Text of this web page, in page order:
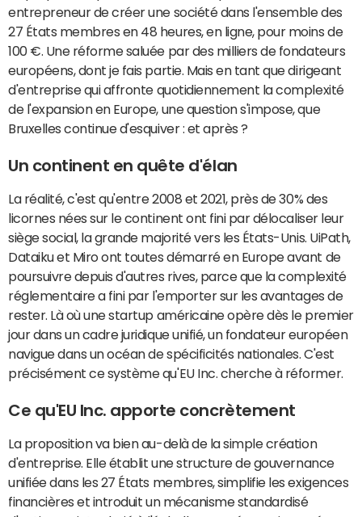
entrepreneur de créer une société dans l'ensemble des
27 États membres en 48 heures, en ligne, pour moins de
100 €. Une réforme saluée par des milliers de fondateurs
européens, dont je fais partie. Mais en tant que dirigeant
d'entreprise qui affronte quotidiennement la complexité
de l'expansion en Europe, une question s'impose, que
Bruxelles continue d'esquiver : et après ?
Un continent en quête d'élan
La réalité, c'est qu'entre 2008 et 2021, près de 30% des
licornes nées sur le continent ont fini par délocaliser leur
siège social, la grande majorité vers les États-Unis. UiPath,
Dataiku et Miro ont toutes démarré en Europe avant de
poursuivre depuis d'autres rives, parce que la complexité
réglementaire a fini par l'emporter sur les avantages de
rester. Là où une startup américaine opère dès le premier
jour dans un cadre juridique unifié, un fondateur européen
navigue dans un océan de spécificités nationales. C'est
précisément ce système qu'EU Inc. cherche à réformer.
Ce qu'EU Inc. apporte concrètement
La proposition va bien au-delà de la simple création
d'entreprise. Elle établit une structure de gouvernance
unifiée dans les 27 États membres, simplifie les exigences
financières et introduit un mécanisme standardisé